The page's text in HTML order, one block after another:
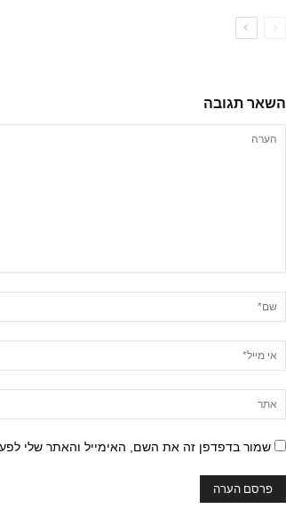
השאר תגובה
שמור בדפדפן זה את השם, האימייל והאתר שלי